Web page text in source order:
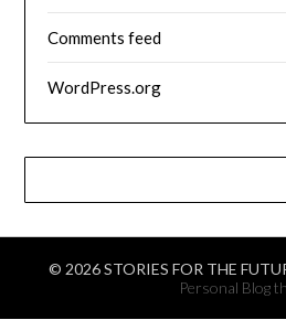
Comments feed
WordPress.org
© 2026 STORIES FOR THE
Personal Blog